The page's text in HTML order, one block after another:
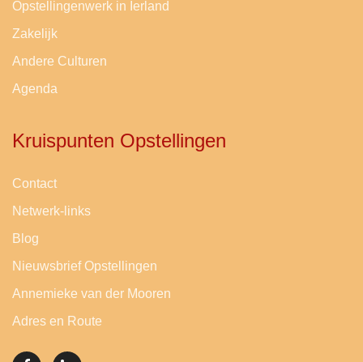
Opstellingenwerk in Ierland
Zakelijk
Andere Culturen
Agenda
Kruispunten Opstellingen
Contact
Netwerk-links
Blog
Nieuwsbrief Opstellingen
Annemieke van der Mooren
Adres en Route